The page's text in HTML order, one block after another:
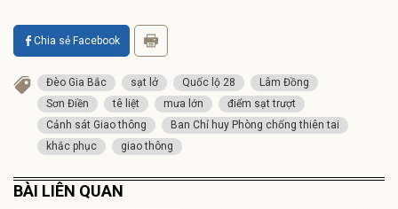
Chia sẻ Facebook
Đèo Gia Bắc sạt lở Quốc lộ 28
Lâm Đồng
Sơn Điền
tê liệt mưa lớn
điểm sạt trượt
Cảnh sát Giao thông
Ban Chỉ huy Phòng chống thiên tai
khắc phục
giao thông
BÀI LIÊN QUAN